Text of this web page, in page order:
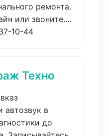
ремонта.
или звоните....
10-44
Техно
автозвук в
до